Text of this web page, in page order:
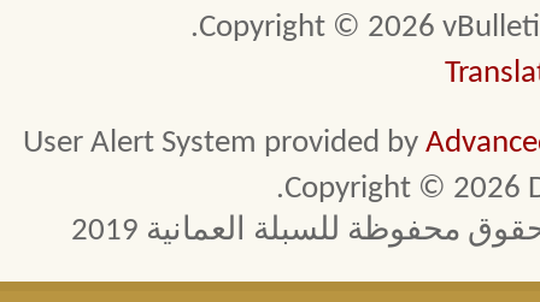
Copyright © 2026
User Alert System provided by
Copyright © 2026
محفوظة للسبلة العمانية 2019